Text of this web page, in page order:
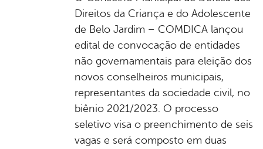
Direitos da Criança e do Adolescente
de Belo Jardim – COMDICA lançou
edital de convocação de entidades
não governamentais para eleição dos
novos conselheiros municipais,
representantes da sociedade civil, no
biênio 2021/2023. O processo
seletivo visa o preenchimento de seis
vagas e será composto em duas